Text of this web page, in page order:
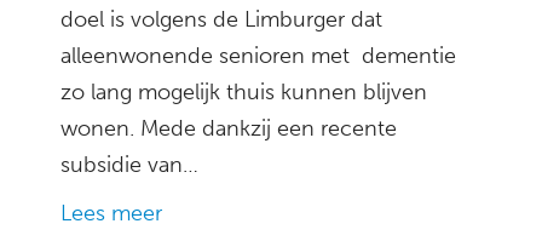
doel is volgens de Limburger dat
alleenwonende senioren met dementie
zo lang mogelijk thuis kunnen blijven
wonen. Mede dankzij een recente
subsidie van…
Lees meer